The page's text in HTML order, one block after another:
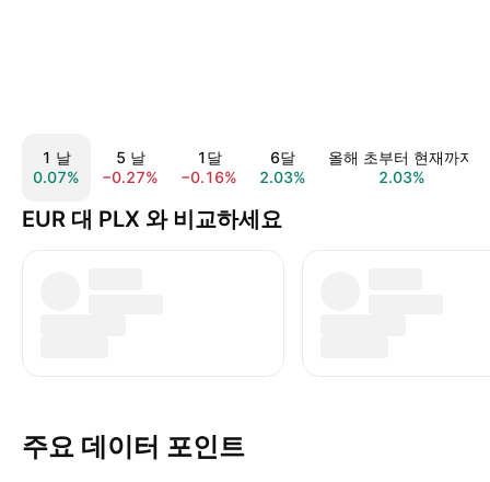
1 날
0.07%
5 날
−0.27%
1달
−0.16%
6달
2.03%
올해 초부터 현재까지
2.03%
EUR 대 PLX 와 비교하세요
주요 데이터 포인트